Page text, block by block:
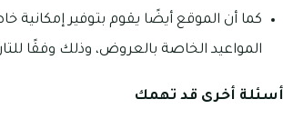
كما أن الموقع أيضًا يقوم بتوفير إمكانية
المواعيد الخاصة بالعروض، وذلك وفقًا
أسئلة أخرى قد تهمك